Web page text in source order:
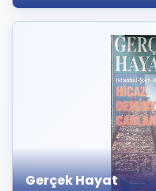
Gerçek Hayat